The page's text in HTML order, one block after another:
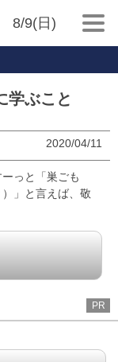
8/9(日)
学ぶこと
2020/04/11
っと「巣ごも
」と言えば、敬
PR